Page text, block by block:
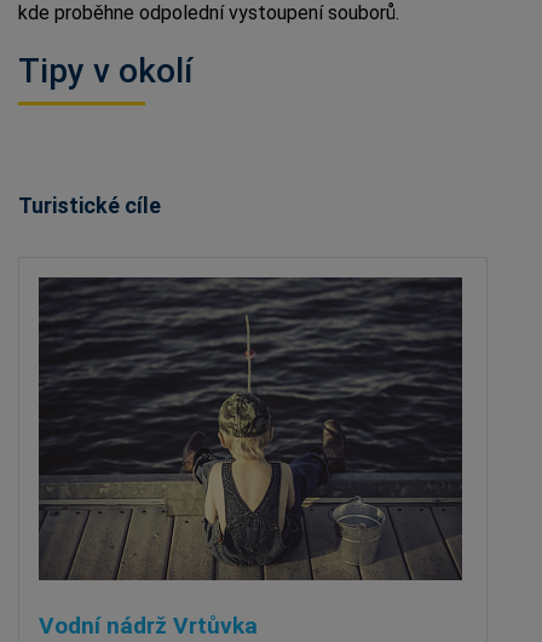
kde proběhne odpolední vystoupení souborů.
Tipy v okolí
Turistické cíle
Vodní nádrž Vrtůvka